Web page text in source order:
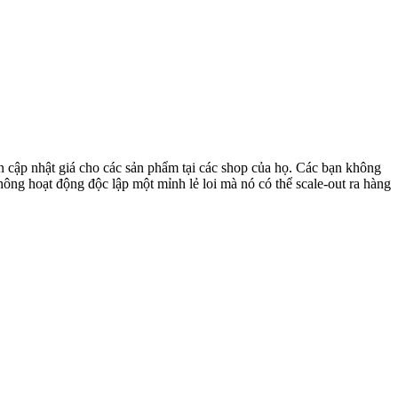
nhật giá cho các sản phẩm tại các shop của họ. Các bạn không
hoạt động độc lập một mỉnh lẻ loi mà nó có thể scale-out ra hàng